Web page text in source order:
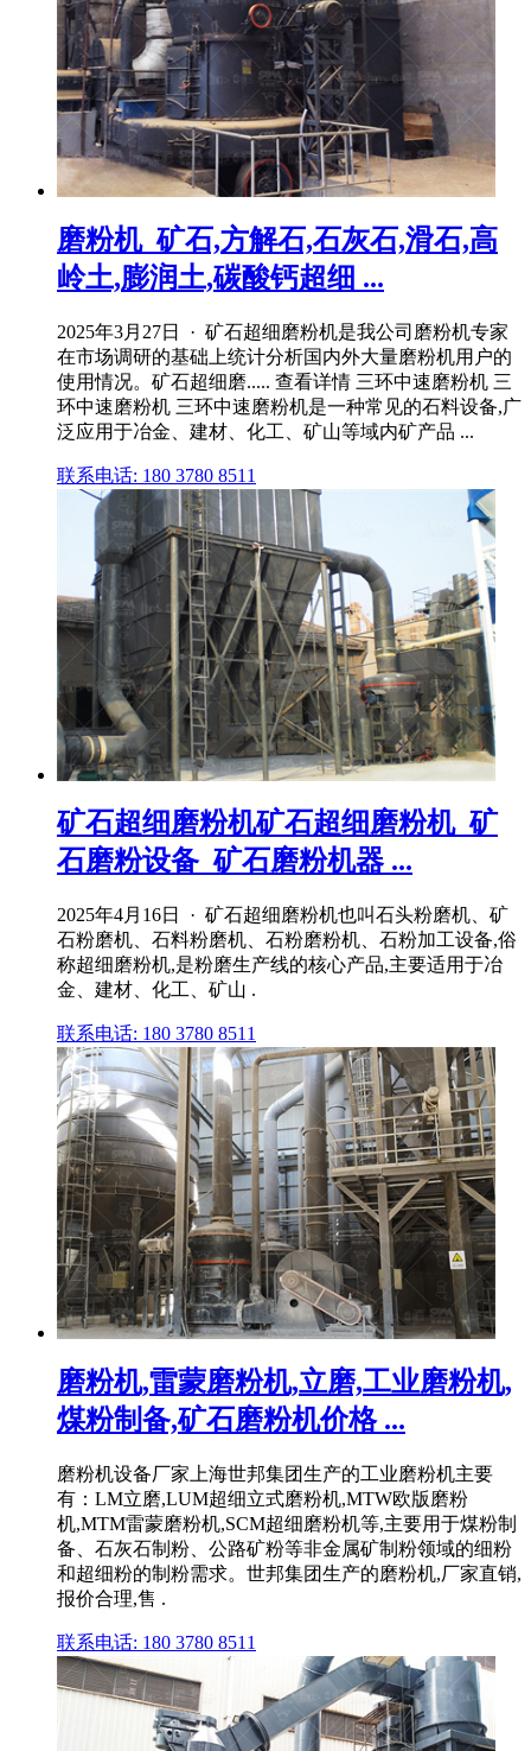
磨粉机_矿石,方解石,石灰石,滑石,高
岭土,膨润土,碳酸钙超细 ...
2025年3月27日 · 矿石超细磨粉机是我公司磨粉机专家
在市场调研的基础上统计分析国内外大量磨粉机用户的
使用情况。矿石超细磨..... 查看详情 三环中速磨粉机 三
环中速磨粉机 三环中速磨粉机是一种常见的石料设备,广
泛应用于冶金、建材、化工、矿山等域内矿产品 ...
联系电话: 180 3780 8511
矿石超细磨粉机矿石超细磨粉机_矿
石磨粉设备_矿石磨粉机器 ...
2025年4月16日 · 矿石超细磨粉机也叫石头粉磨机、矿
石粉磨机、石料粉磨机、石粉磨粉机、石粉加工设备,俗
称超细磨粉机,是粉磨生产线的核心产品,主要适用于冶
金、建材、化工、矿山 .
联系电话: 180 3780 8511
磨粉机,雷蒙磨粉机,立磨,工业磨粉机,
煤粉制备,矿石磨粉机价格 ...
磨粉机设备厂家上海世邦集团生产的工业磨粉机主要
有：LM立磨,LUM超细立式磨粉机,MTW欧版磨粉
机,MTM雷蒙磨粉机,SCM超细磨粉机等,主要用于煤粉制
备、石灰石制粉、公路矿粉等非金属矿制粉领域的细粉
和超细粉的制粉需求。世邦集团生产的磨粉机,厂家直销,
报价合理,售 .
联系电话: 180 3780 8511